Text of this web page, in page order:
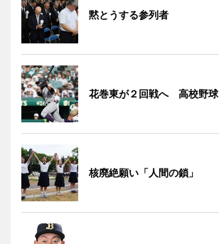
黙とうする参列者
花巻東が２回戦へ 高校野球
核廃絶願い「人間の鎖」